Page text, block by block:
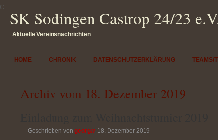
SK Sodingen Castrop 24/23
Aktuelle Vereinsnachrichten
HOME CHRONIK DATENSCHUTZERKLÄRUNG TEAMS/
Archiv vom 18. Dezember 2019
Geschrieben von georgw 18. Dezember 2019